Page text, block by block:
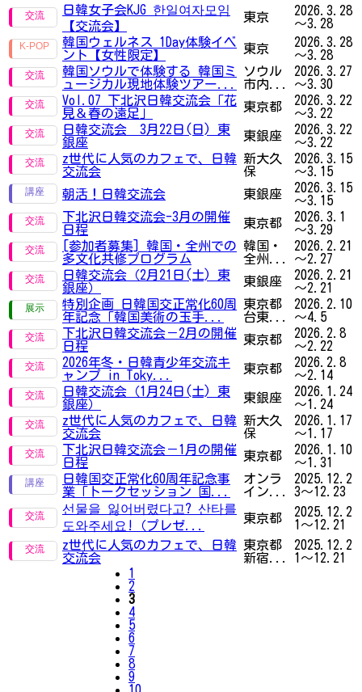
日韓女子会KJG 한일여자모임
【交流会】
東京
2026.3.28
～3.28
韓国ウェルネス 1Day体験イベ
ント【女性限定】
東京
2026.3.28
～3.28
韓国ソウルで体験する 韓国ミ
ュージカル現地体験ツアー...
ソウル
市内...
2026.3.27
～3.30
Vol.07 下北沢日韓交流会「花
見＆春の遠足」
東京都
2026.3.22
～3.22
日韓交流会 3月22日(日) 東
銀座
東銀座
2026.3.22
～3.22
z世代に人気のカフェで、日韓
交流会
新大久
保
2026.3.15
～3.15
朝活！日韓交流会
東銀座
2026.3.15
～3.15
下北沢日韓交流会-3月の開催
日程
東京都
2026.3.1
～3.29
[参加者募集] 韓国・全州での
多文化共修プログラム
韓国・
全州...
2026.2.21
～2.27
日韓交流会（2月21日(土) 東
銀座）
東銀座
2026.2.21
～2.21
特別企画 日韓国交正常化60周
年記念「韓国美術の玉手...
東京都
台東...
2026.2.10
～4.5
下北沢日韓交流会－2月の開催
日程
東京都
2026.2.8
～2.22
2026年冬・日韓青少年交流キ
ャンプ in Toky...
東京都
2026.2.8
～2.14
日韓交流会（1月24日(土) 東
銀座）
東銀座
2026.1.24
～1.24
z世代に人気のカフェで、日韓
交流会
新大久
保
2026.1.17
～1.17
下北沢日韓交流会－1月の開催
日程
東京都
2026.1.10
～1.31
日韓国交正常化60周年記念事
業「トークセッション 国...
オンラ
イン...
2025.12.2
3～12.23
선물을 잃어버렸다고? 산타를
도와주세요!（プレゼ...
東京都
2025.12.2
1～12.21
z世代に人気のカフェで、日韓
交流会
東京都
新宿...
2025.12.2
1～12.21
1
2
3
4
5
6
7
8
9